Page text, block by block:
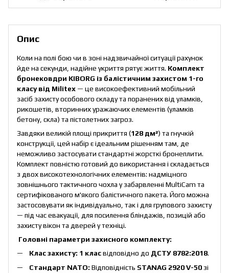
Опис
Коли на полі бою чи в зоні надзвичайної ситуації рахунок
йде на секунди, надійне укриття рятує життя. Комплект
бронековдри KIBORG із балістичним захистом 1-го
класу від Militex — це високоефективний мобільний
засіб захисту особового складу та поранених від уламків,
рикошетів, вторинних уражаючих елементів (уламків
бетону, скла) та пістолетних загроз.
Завдяки великій площі прикриття (128 дм²) та гнучкій
конструкції, цей набір є ідеальним рішенням там, де
неможливо застосувати стандартні жорсткі бронеплити.
Комплект повністю готовий до використання і складається
з двох високотехнологічних елементів: надміцного
зовнішнього тактичного чохла у забарвленні MultiCam та
сертифікованого м'якого балістичного пакета. Його можна
застосовувати як індивідуально, так і для групового захисту
— під час евакуації, для посилення бліндажів, позицій або
захисту вікон та дверей у техніці.
Головні параметри захисного комплекту:
Клас захисту: 1 класвідповідно до ДСТУ 8782:2018.
Стандарт NATO: Відповідність STANAG 2920 V-50 зі